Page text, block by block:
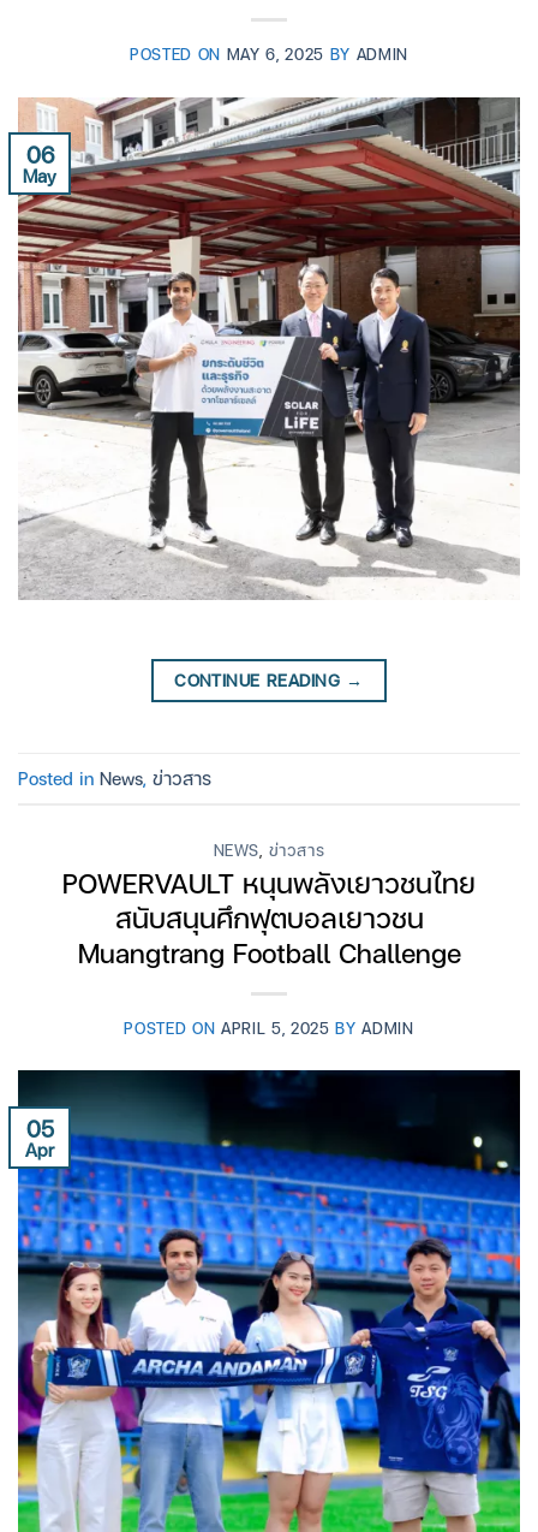
POSTED ON MAY 6, 2025 BY ADMIN
06
May
CONTINUE READING →
Posted in News, ข่าวสาร
NEWS ข่าวสาร
POWERVAULT หนุนพลังเยาวชนไทย
สนับสนุนศึกฟุตบอลเยาวชน
Muangtrang Football Challenge
POSTED ONAPRIL 5, 2025 BYADMIN
05
Apr